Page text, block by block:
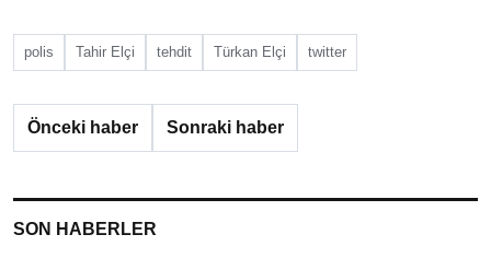
polis Tahir Elçi tehdit Türkan Elçi twitter
Önceki haber Sonraki haber
SON HABERLER